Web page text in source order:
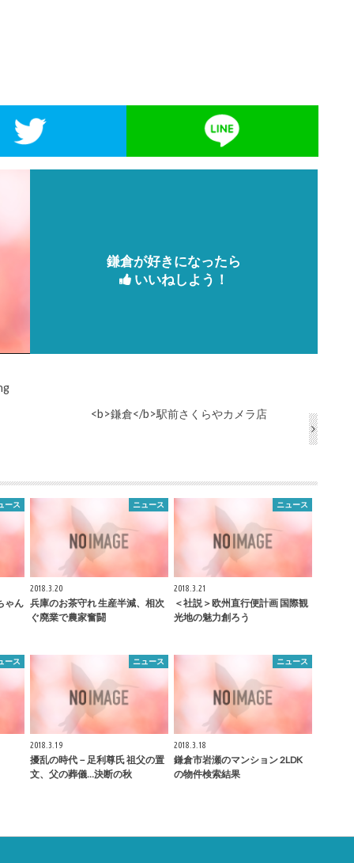
ェア Twitterでシェア
鎌倉が好きになったら
いいねしよう！
<b>鎌倉</b>駅前さくらやカメラ店
ース
ゃん
ニュース
2018.3.20
兵庫のお茶守れ 生産半減、相次
ぐ廃業で農家奮闘
ニュース
2018.3.21
＜社説＞欧州直行便計画 国際観
光地の魅力創ろう
ース ニュース
2018.3.19
擾乱の時代－足利尊氏 祖父の置
文、父の葬儀…決断の秋
ニュース
2018.3.18
鎌倉市岩瀬のマンション 2LDK
の物件検索結果